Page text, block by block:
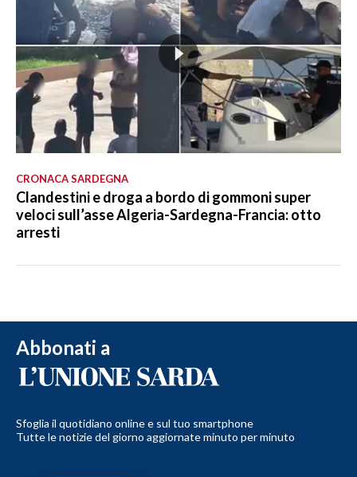
CRONACA SARDEGNA
Clandestini e droga a bordo di gommoni super
veloci sull’asse Algeria-Sardegna-Francia: otto
arresti
Abbonati a
Sfoglia il quotidiano online e sul tuo smartphone
Tutte le notizie del giorno aggiornate minuto per minuto